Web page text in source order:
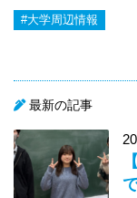
#大学周辺情報
最新の記事